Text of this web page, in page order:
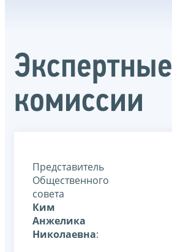
Экспертные
комиссии
Представитель
Общественного
совета
Ким
Анжелика
Николаевна: